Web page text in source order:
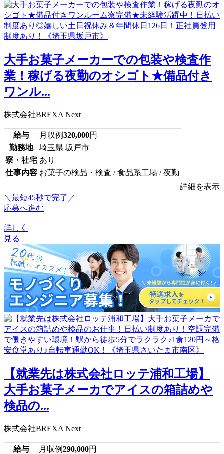
大手お菓子メーカーでの包装や検査作
業！稼げる夜勤のオシゴト★備品付き
ワンル...
株式会社BREXA Next
給与 月収例320,000円
勤務地
埼玉県 坂戸市
寮・社宅 あり
仕事内容 お菓子の検品・検査 / 食品系工場 / 夜勤
詳細を表示
＼最短45秒で完了／
応募へ進む
詳しく
見る
【就業先は株式会社ロッテ浦和工場】
大手お菓子メーカでアイスの箱詰めや
検品の...
株式会社BREXA Next
給与 月収例290,000円